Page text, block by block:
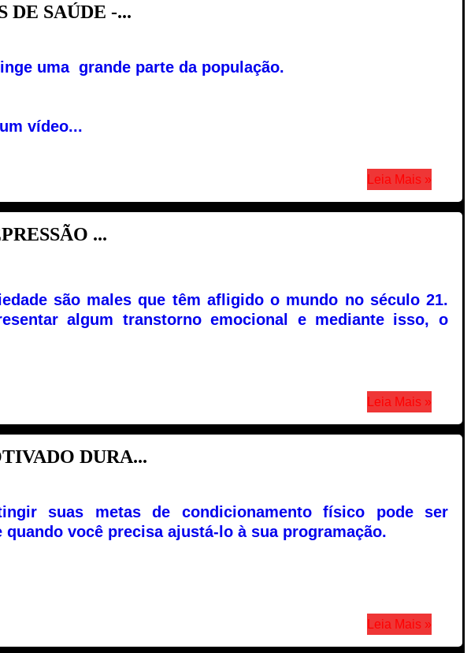
DE SAÚDE -...
uma grande parte da população.
vídeo...
Leia Mais »
...
são males que têm afligido o mundo no século 21.
algum transtorno emocional e mediante isso, o
Leia Mais »
DURA...
suas metas de condicionamento físico pode ser
você precisa ajustá-lo à sua programação.
Leia Mais »